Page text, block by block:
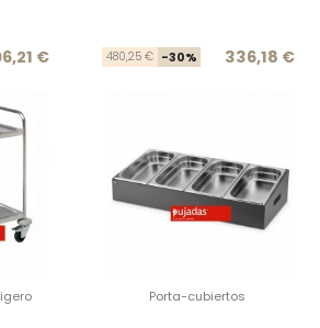
Precio base
Precio
€ 480,25 € -30% 336,18 €
Porta-cubiertos